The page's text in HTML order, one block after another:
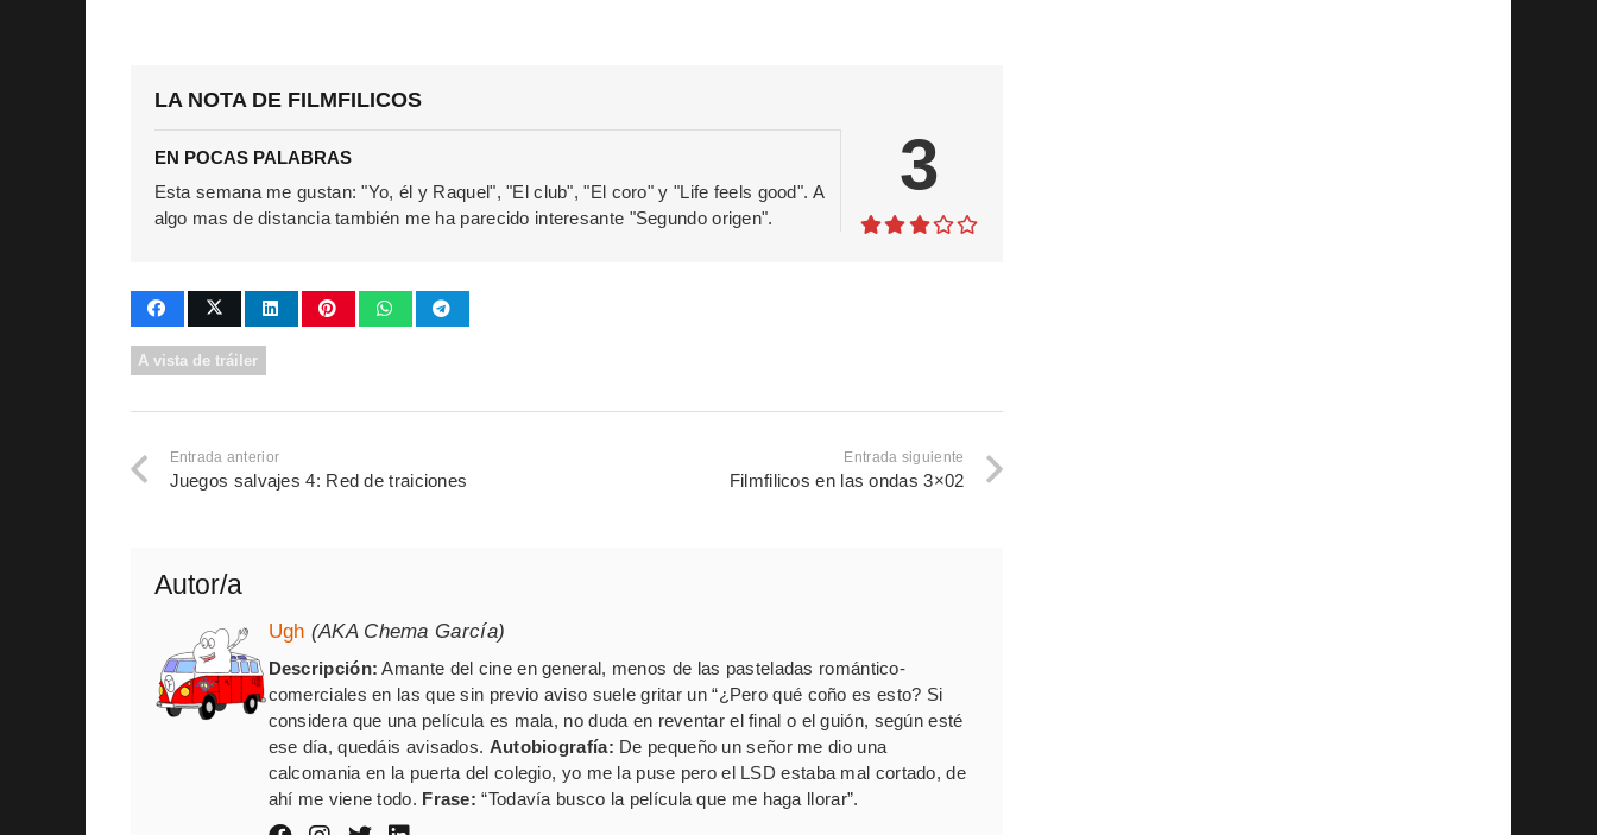
LA NOTA DE FILMFILICOS
EN POCAS PALABRAS
Esta semana me gustan: "Yo, él y Raquel", "El club", "El coro" y "Life feels good". A
algo mas de distancia también me ha parecido interesante "Segundo origen".
3
A vista de tráiler
Entrada anterior
Juegos salvajes 4: Red de traiciones
Entrada siguiente
Filmfilicos en las ondas 3×02
Autor/a
Ugh (AKA Chema García)
Descripción: Amante del cine en general, menos de las pasteladas romántico-
comerciales en las que sin previo aviso suele gritar un “¿Pero qué coño es esto? Si
considera que una película es mala, no duda en reventar el final o el guión, según esté
ese día, quedáis avisados. Autobiografía: De pequeño un señor me dio una
calcomania en la puerta del colegio, yo me la puse pero el LSD estaba mal cortado, de
ahí me viene todo. Frase: “Todavía busco la película que me haga llorar”.